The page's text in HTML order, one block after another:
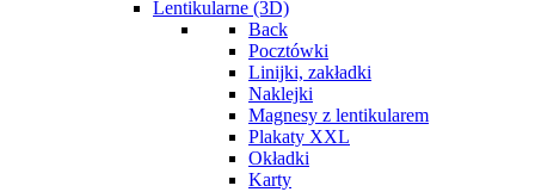
Lentikularne (3D)
Back
Pocztówki
Linijki, zakładki
Naklejki
Magnesy z lentikularem
Plakaty XXL
Okładki
Karty